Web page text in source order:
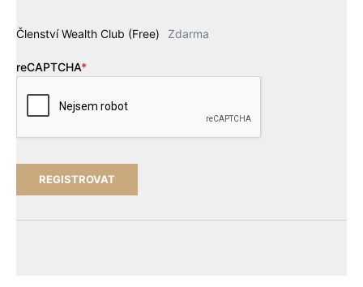
Členství Wealth Club (Free) Zdarma
reCAPTCHA*